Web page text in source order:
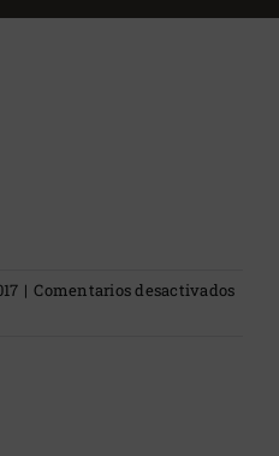
| Comentarios desactivadosen